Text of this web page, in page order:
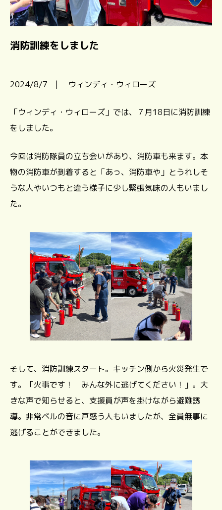
消防訓練をしました
2024/8/7 | ウィンディ・ウィローズ
「ウィンディ・ウィローズ」では、７月18日に消防訓練
をしました。
今回は消防隊員の立ち会いがあり、消防車も来ます。本
物の消防車が到着すると「あっ、消防車や」とうれしそ
うな人やいつもと違う様子に少し緊張気味の人もいまし
た。
そして、消防訓練スタート。キッチン側から火災発生で
す。「火事です！ みんな外に逃げてください！」。大
きな声で知らせると、支援員が声を掛けながら避難誘
導。非常ベルの音に戸惑う人もいましたが、全員無事に
逃げることができました。